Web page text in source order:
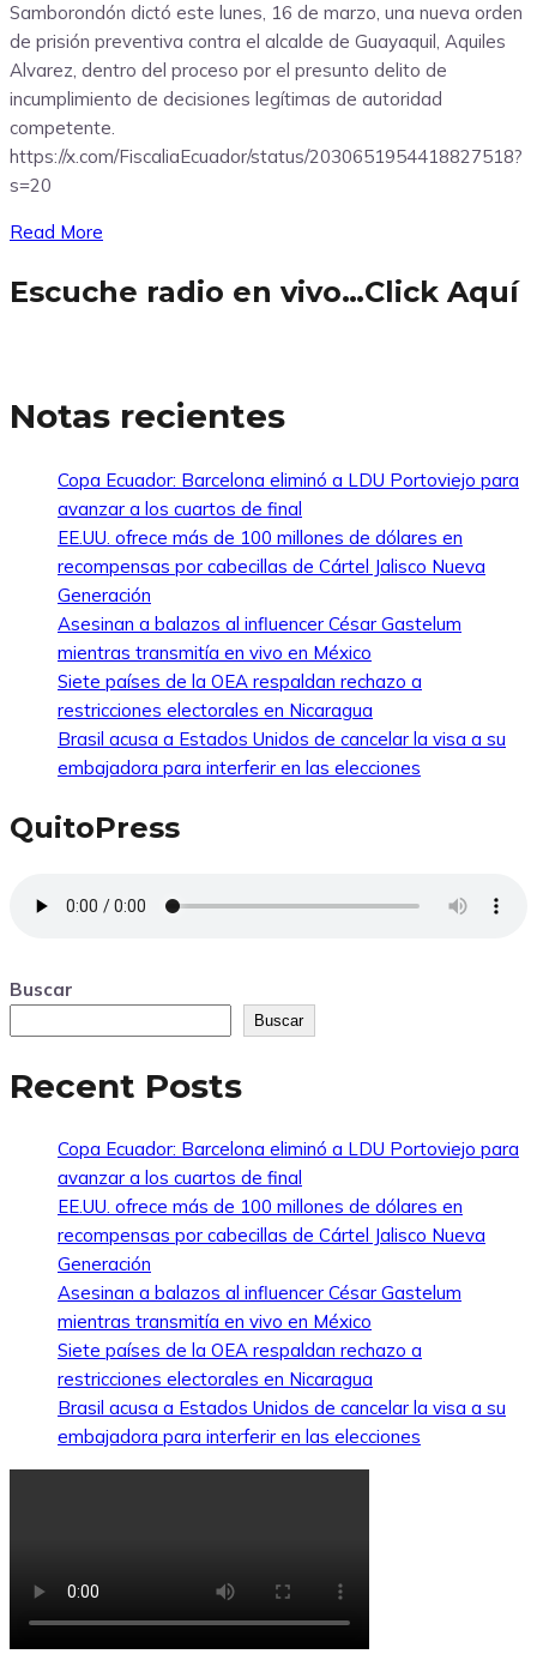
Samborondón dictó este lunes, 16 de marzo, una nueva orden
de prisión preventiva contra el alcalde de Guayaquil, Aquiles
Alvarez, dentro del proceso por el presunto delito de
incumplimiento de decisiones legítimas de autoridad
competente.
https://x.com/FiscaliaEcuador/status/2030651954418827518?
s=20
Read More
Escuche radio en vivo…Click Aquí
Notas recientes
Copa Ecuador: Barcelona eliminó a LDU Portoviejo para
avanzar a los cuartos de final
EE.UU. ofrece más de 100 millones de dólares en
recompensas por cabecillas de Cártel Jalisco Nueva
Generación
Asesinan a balazos al influencer César Gastelum
mientras transmitía en vivo en México
Siete países de la OEA respaldan rechazo a
restricciones electorales en Nicaragua
Brasil acusa a Estados Unidos de cancelar la visa a su
embajadora para interferir en las elecciones
QuitoPress
Buscar
Buscar
Recent Posts
Copa Ecuador: Barcelona eliminó a LDU Portoviejo para
avanzar a los cuartos de final
EE.UU. ofrece más de 100 millones de dólares en
recompensas por cabecillas de Cártel Jalisco Nueva
Generación
Asesinan a balazos al influencer César Gastelum
mientras transmitía en vivo en México
Siete países de la OEA respaldan rechazo a
restricciones electorales en Nicaragua
Brasil acusa a Estados Unidos de cancelar la visa a su
embajadora para interferir en las elecciones